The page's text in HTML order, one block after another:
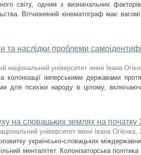
світу, одним з визначальних
Вітчизняний кінематограф має
та наслідки проблеми
національний університет імені Івана
імперськими державами
для психіки народу в цілому,
на словацьких землях на початку
університет імені Івана Огієнка,
українсько-словацьких
менталітет. Колонізаторська політика